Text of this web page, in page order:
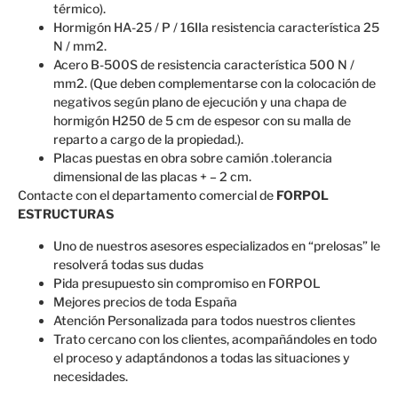
térmico).
Hormigón HA-25 / P / 16IIa resistencia característica 25
N / mm2.
Acero B-500S de resistencia característica 500 N /
mm2. (Que deben complementarse con la colocación de
negativos según plano de ejecución y una chapa de
hormigón H250 de 5 cm de espesor con su malla de
reparto a cargo de la propiedad.).
Placas puestas en obra sobre camión .tolerancia
dimensional de las placas + – 2 cm.
Contacte con el departamento comercial de FORPOL
ESTRUCTURAS
Uno de nuestros asesores especializados en “prelosas” le
resolverá todas sus dudas
Pida presupuesto sin compromiso en FORPOL
Mejores precios de toda España
Atención Personalizada para todos nuestros clientes
Trato cercano con los clientes, acompañándoles en todo
el proceso y adaptándonos a todas las situaciones y
necesidades.